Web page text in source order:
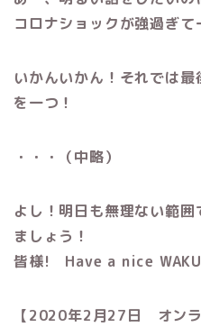
コロナショックが強過ぎて
いかんいかん！それでは
を一つ！
・・・（中略）
よし！明日も無理ない範
ましょう！
皆様! Have a nice
【2020年2月27日 オン